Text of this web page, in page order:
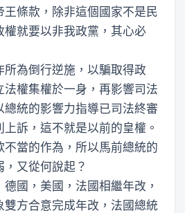
條款，除非這個國家不是民
權就要以非我政黨，其心必
所為倒行逆施，以騙取得政
權集權於一身，再影響司法
統的影響力指導已司法終審
訴，這不就是以前的皇權。
當的作為，所以馬前總統的
又從何說起？
國，美國，法國相繼年改，
方合意完成年改，法國總統